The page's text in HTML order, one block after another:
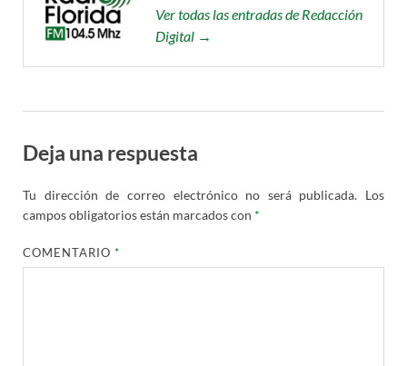
Ver todas las entradas de Redacción
Digital →
Deja una respuesta
Tu dirección de correo electrónico no será publicada. Los
campos obligatorios están marcados con *
COMENTARIO*